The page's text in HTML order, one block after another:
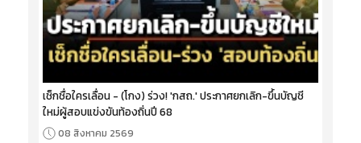
เช็กชื่อใครเลื่อน - (โกง) ร่วง! 'กสถ.' ประกาศยกเลิก-ขึ้นบัญชี
ใหม่ผู้สอบแข่งขันท้องถิ่นปี 68
08 สิงหาคม 2569